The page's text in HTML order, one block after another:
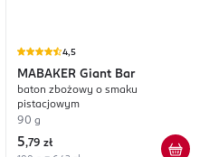
4,5
MABAKER Giant Bar
baton zbożowy o smaku
pistacjowym
90 g
5,79 zł